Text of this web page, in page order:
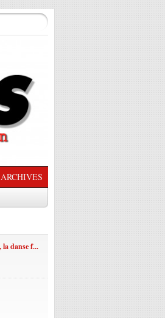
ARCHIVES
la danse f...